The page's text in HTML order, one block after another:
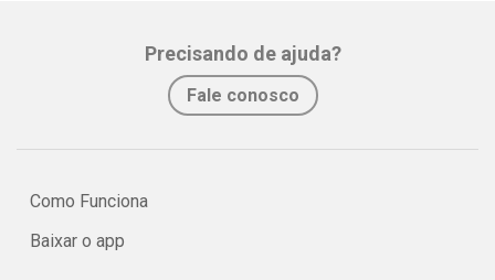
Precisando de ajuda?
Fale conosco
Como Funciona
Baixar o app